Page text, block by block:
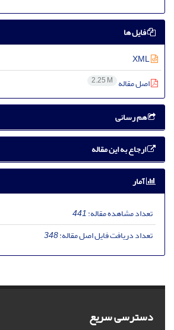
فایل ها
اصل مقاله 2.25 M
هم رسانی
ارجاع به این مقاله
آمار
تعداد مشاهده مقاله:441
تعداد دریافت فایل اصل مقاله:348
دسترسی سریع